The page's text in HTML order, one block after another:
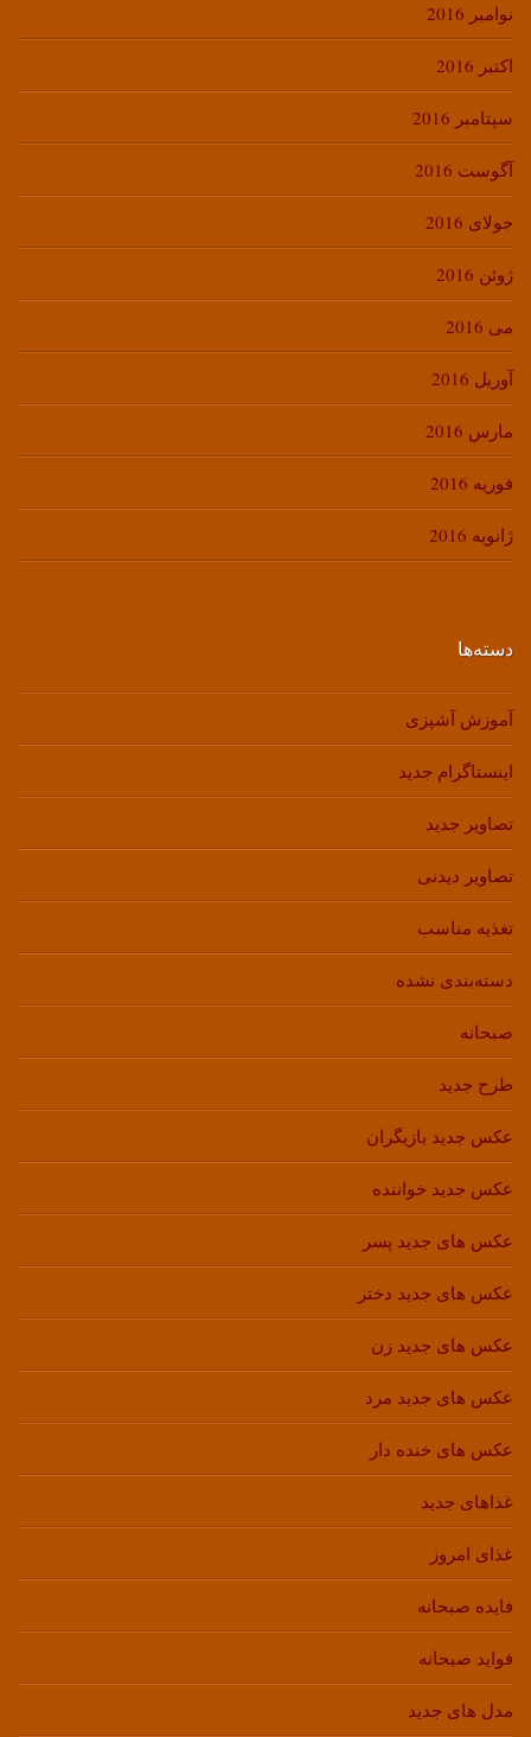
نوامبر 2016
اکتبر 2016
سپتامبر 2016
آگوست 2016
جولای 2016
ژوئن 2016
می 2016
آوریل 2016
مارس 2016
فوریه 2016
ژانویه 2016
دسته‌ها
آموزش آشپزی
اینستاگرام جدید
تصاویر جدید
تصاویر دیدنی
تغذیه مناسب
دسته‌بندی نشده
صبحانه
طرح جدید
عکس جدید بازیگران
عکس جدید خواننده
عکس های جدید پسر
عکس های جدید دختر
عکس های جدید زن
عکس های جدید مرد
عکس های خنده دار
غذاهای جدید
غذای امروز
فایده صبحانه
فواید صبحانه
مدل های جدید